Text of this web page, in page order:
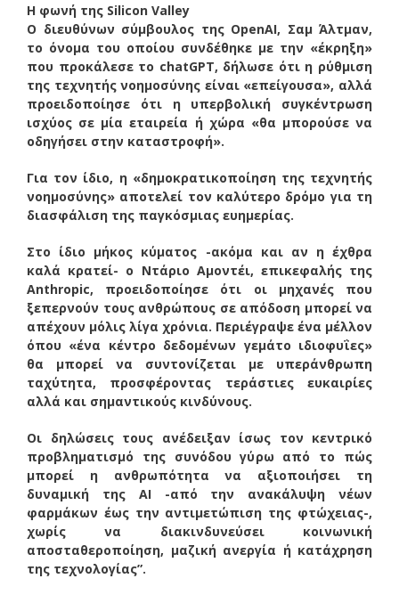
Η φωνή της Silicon Valley
Ο διευθύνων σύμβουλος της OpenAI, Σαμ Άλτμαν,
το όνομα του οποίου συνδέθηκε με την «έκρηξη»
που προκάλεσε το chatGPT, δήλωσε ότι η ρύθμιση
της τεχνητής νοημοσύνης είναι «επείγουσα», αλλά
προειδοποίησε ότι η υπερβολική συγκέντρωση
ισχύος σε μία εταιρεία ή χώρα «θα μπορούσε να
οδηγήσει στην καταστροφή».
Για τον ίδιο, η «δημοκρατικοποίηση της τεχνητής
νοημοσύνης» αποτελεί τον καλύτερο δρόμο για τη
διασφάλιση της παγκόσμιας ευημερίας.
Στο ίδιο μήκος κύματος -ακόμα και αν η έχθρα
καλά κρατεί- ο Nτάριο Αμοντέι, επικεφαλής της
Anthropic, προειδοποίησε ότι οι μηχανές που
ξεπερνούν τους ανθρώπους σε απόδοση μπορεί να
απέχουν μόλις λίγα χρόνια. Περιέγραψε ένα μέλλον
όπου «ένα κέντρο δεδομένων γεμάτο ιδιοφυΐες»
θα μπορεί να συντονίζεται με υπεράνθρωπη
ταχύτητα, προσφέροντας τεράστιες ευκαιρίες
αλλά και σημαντικούς κινδύνους.
Οι δηλώσεις τους ανέδειξαν ίσως τον κεντρικό
προβληματισμό της συνόδου γύρω από το πώς
μπορεί η ανθρωπότητα να αξιοποιήσει τη
δυναμική της AI -από την ανακάλυψη νέων
φαρμάκων έως την αντιμετώπιση της φτώχειας-,
χωρίς να διακινδυνεύσει κοινωνική
αποσταθεροποίηση, μαζική ανεργία ή κατάχρηση
της τεχνολογίας”.